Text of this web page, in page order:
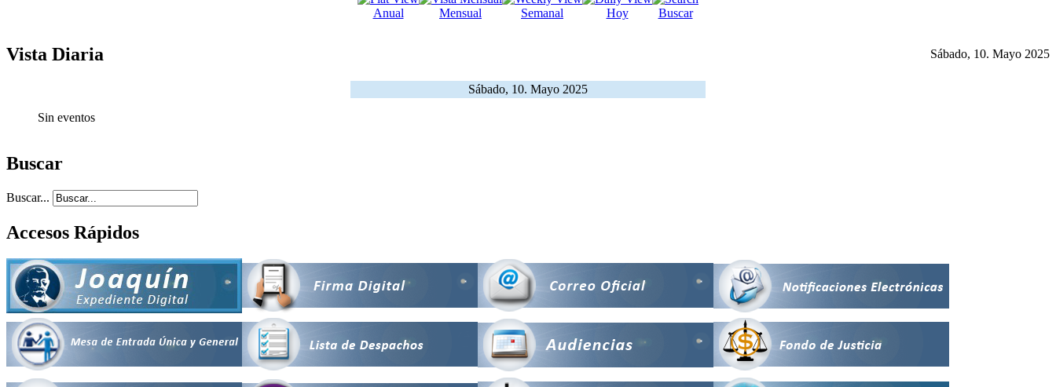
Anual Mensual Semanal Hoy Buscar
Vista Diaria Sábado, 10. Mayo 2025
Sábado, 10. Mayo 2025
Sin eventos
Buscar
Buscar...
Accesos Rápidos